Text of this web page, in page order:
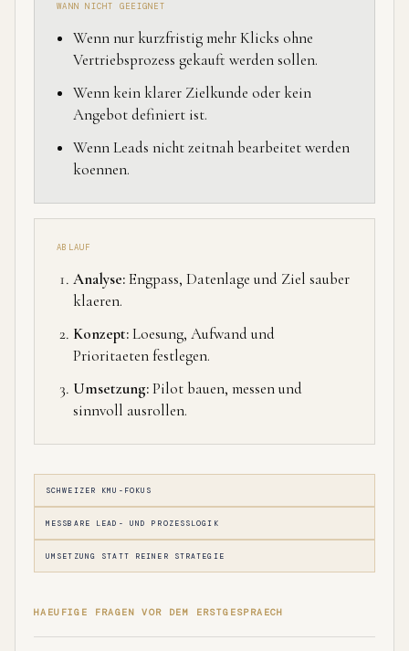
WANN NICHT GEEIGNET
Wenn nur kurzfristig mehr Klicks ohne
Vertriebsprozess gekauft werden sollen.
Wenn kein klarer Zielkunde oder kein
Angebot definiert ist.
Wenn Leads nicht zeitnah bearbeitet werden
koennen.
ABLAUF
Analyse:Engpass, Datenlage und Ziel sauber
klaeren.
Konzept:Loesung, Aufwand und
Prioritaeten festlegen.
Umsetzung:Pilot bauen, messen und
sinnvoll ausrollen.
SCHWEIZER KMU-FOKUS
MESSBARE LEAD- UND PROZESSLOGIK
UMSETZUNG STATT REINER STRATEGIE
HAEUFIGE FRAGEN VOR DEM ERSTGESPRAECH